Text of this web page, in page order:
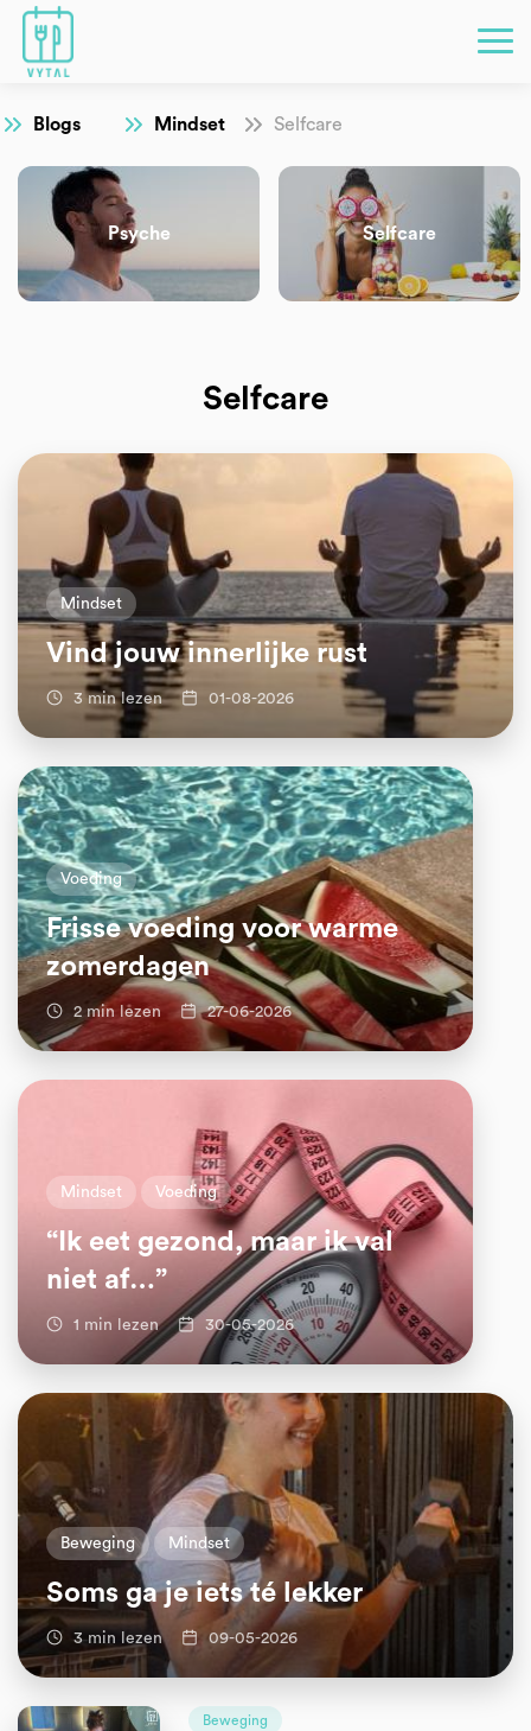
Blogs Mindset Selfcare
Psyche Selfcare
Selfcare
Mindset
Vind jouw innerlijke rust
3 min lezen 01-08-2026
Voeding
Frisse voeding voor warme
zomerdagen
2 min lezen 27-06-2026
Mindset Voeding
“Ik eet gezond, maar ik val
niet af…”
1 min lezen 30-05-2026
Beweging Mindset
Soms ga je iets té lekker
3 min lezen 09-05-2026
Beweging